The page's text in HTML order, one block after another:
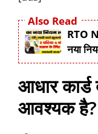
Also Read
RTO
नया
आधार कार्ड
आवश्यक है?